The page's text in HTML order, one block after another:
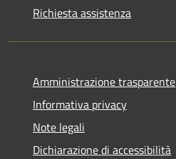
Richiesta assistenza
Amministrazione trasparente
Informativa privacy
Note legali
Dichiarazione di accessibilità